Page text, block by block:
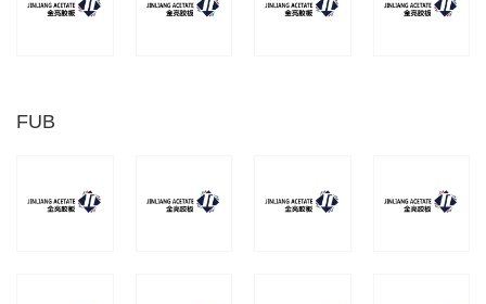
FUB